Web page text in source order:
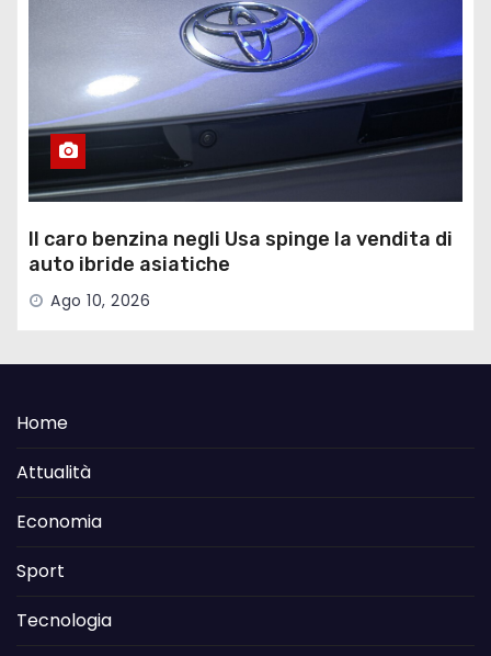
Il caro benzina negli Usa spinge la vendita di
auto ibride asiatiche
Ago 10, 2026
Home
Attualità
Economia
Sport
Tecnologia